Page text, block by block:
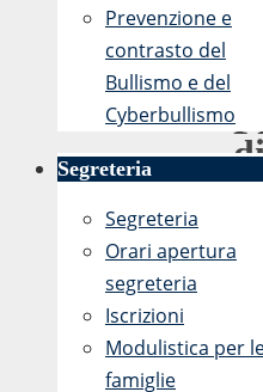
Prevenzione e
contrasto del
Bullismo e del
Cyberbullismo
Segreteria
Segreteria
Orari apertura
segreteria
Iscrizioni
Modulistica per
famiglie